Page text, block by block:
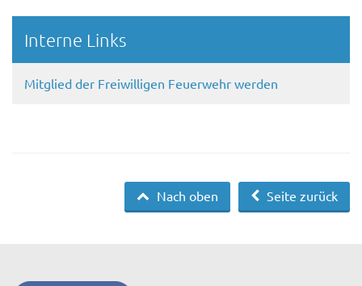
Interne Links
Mitglied der Freiwilligen Feuerwehr werden
Seite zurück
Nach oben